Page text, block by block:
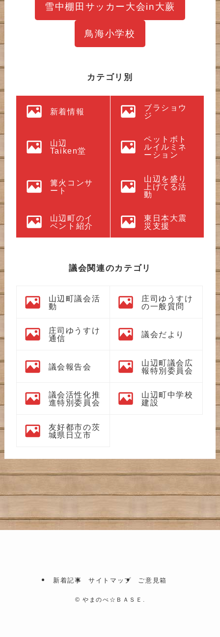
雪中棚田サッカー大会in大蕨
鳥海小学校
カテゴリ別
新着情報
ブラショウ
ジ
山辺
Taiken堂
ペットボト
ルイルミネ
ーション
篝火コンサ
ート
山辺を盛り
上げてる活
動
山辺町のイ
ベント紹介
東日本大震
災支援
議会関連のカテゴリ
山辺町議会活
動
庄司ゆうすけ
の一般質問
庄司ゆうすけ
通信
議会だより
議会報告会
山辺町議会広
報特別委員会
議会活性化推
進特別委員会
山辺町中学校
建設
友好都市の茨
城県日立市
新着記事 サイトマップ ご意見箱
© やまのべ☆ＢＡＳＥ.